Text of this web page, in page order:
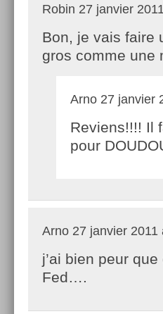
Robin 27 janvier
Bon, je vais faire
gros comme une
Arno 27 janvier
Reviens!!!! Il
pour
Arno 27 janvier 2011
j’ai bien peur
Fed….